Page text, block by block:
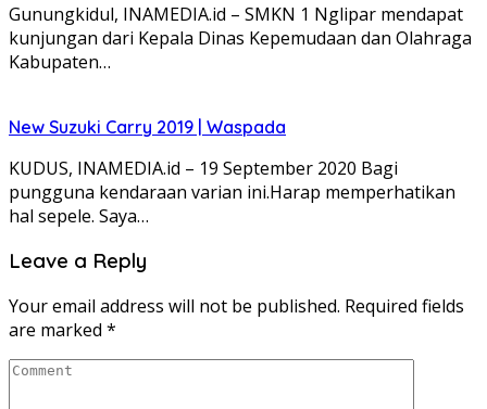
Gunungkidul, INAMEDIA.id – SMKN 1 Nglipar mendapat
kunjungan dari Kepala Dinas Kepemudaan dan Olahraga
Kabupaten…
New Suzuki Carry 2019 | Waspada
KUDUS, INAMEDIA.id – 19 September 2020 Bagi
pungguna kendaraan varian ini.Harap memperhatikan
hal sepele. Saya…
Leave a Reply
Your email address will not be published. Required fields
are marked *